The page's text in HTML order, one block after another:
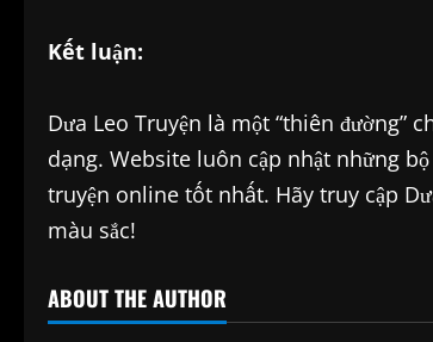
Kết luận:
Dưa Leo Truyện là một “thiên đường”
dạng. Website luôn cập nhật những
truyện online tốt nhất. Hãy truy cập
màu sắc!
ABOUT THE AUTHOR